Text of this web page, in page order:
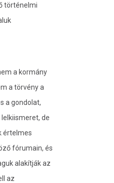
történelmi
a kormány
a törvény a
a gondolat,
de
értelmes
fórumain, és
alakítják az
az